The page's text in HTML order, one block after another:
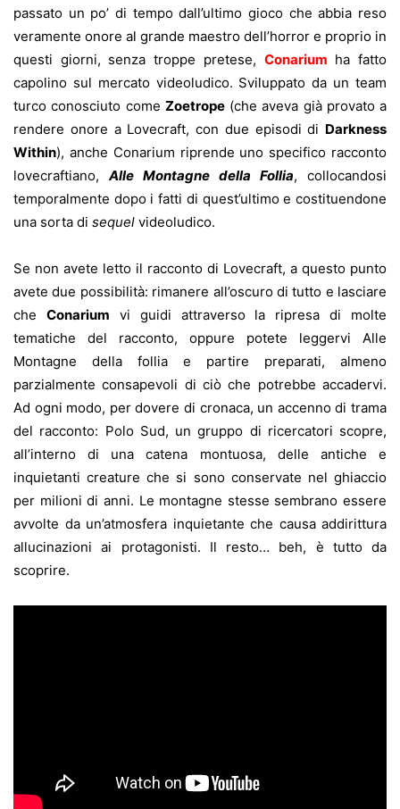
passato un po’ di tempo dall’ultimo gioco che abbia reso
veramente onore al grande maestro dell’horror e proprio in
questi giorni, senza troppe pretese, Conarium ha fatto
capolino sul mercato videoludico. Sviluppato da un team
turco conosciuto come Zoetrope(che aveva già provato a
rendere onore a Lovecraft, con due episodi di Darkness
Within), anche Conarium riprende uno specifico racconto
lovecraftiano,Alle Montagne della Follia, collocandosi
temporalmente dopo i fatti di quest’ultimo e costituendone
una sorta di sequel videoludico.
Se non avete letto il racconto di Lovecraft, a questo punto
avete due possibilità: rimanere all’oscuro di tutto e lasciare
che Conarium vi guidi attraverso la ripresa di molte
tematiche del racconto, oppure potete leggervi Alle
Montagne della follia e partire preparati, almeno
parzialmente consapevoli di ciò che potrebbe accadervi.
Ad ogni modo, per dovere di cronaca, un accenno di trama
del racconto: Polo Sud, un gruppo di ricercatori scopre,
all’interno di una catena montuosa, delle antiche e
inquietanti creature che si sono conservate nel ghiaccio
per milioni di anni. Le montagne stesse sembrano essere
avvolte da un’atmosfera inquietante che causa addirittura
allucinazioni ai protagonisti. Il resto… beh, è tutto da
scoprire.